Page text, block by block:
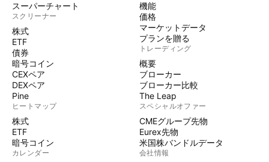
スーパーチャート
スクリーナー
株式
ETF
債券
暗号コイン
CEXペア
DEXペア
Pine
ヒートマップ
株式
ETF
暗号コイン
カレンダー
機能
価格
マーケットデータ
プランを贈る
トレーディング
概要
ブローカー
ブローカー比較
The Leap
スペシャルオファー
CMEグループ先物
Eurex先物
米国株バンドルデータ
会社情報